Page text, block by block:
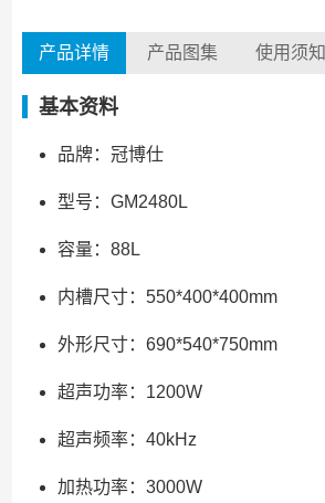
产品详情 产品图集 使用须知
基本资料
品牌：冠博仕
型号：GM2480L
容量：88L
内槽尺寸：550*400*400mm
外形尺寸：690*540*750mm
超声功率：1200W
超声频率：40kHz
加热功率：3000W